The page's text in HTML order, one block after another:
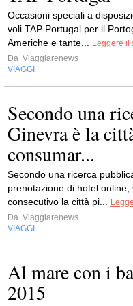
Occasioni speciali a
voli TAP Portugal per il
Americhe e tante...
Leggere il
Da Viaggiarenews
VIAGGI
Secondo una
Ginevra è la
consumar...
Secondo una ricerca
prenotazione di hotel
consecutivo la città pi...
Da Viaggiarenews
VIAGGI
Al mare con i
2015